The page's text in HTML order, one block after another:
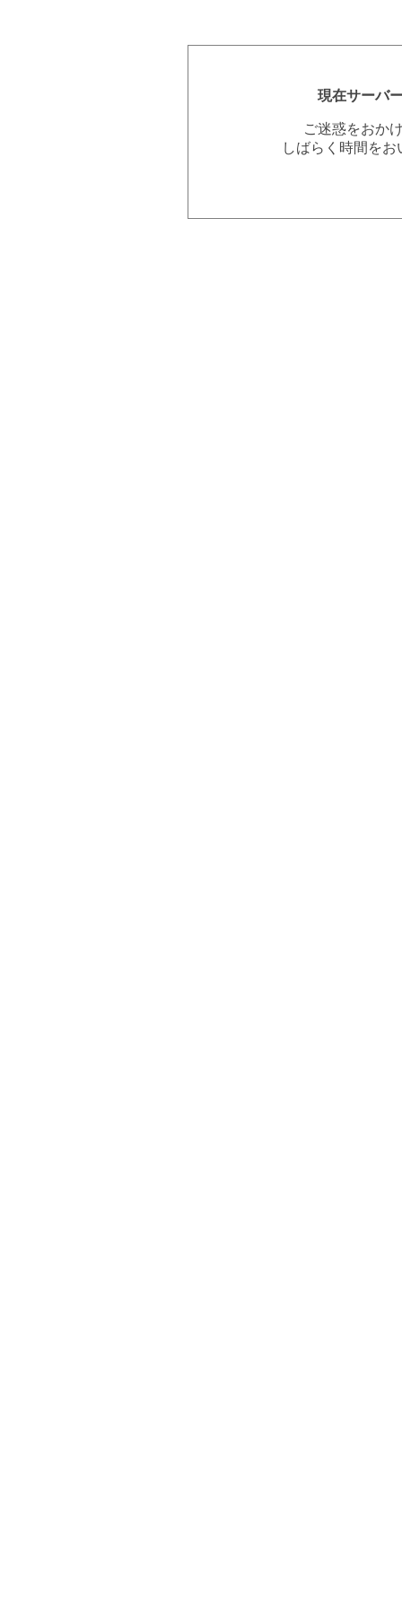
現在サーバ
ご迷惑をおか
しばらく時間を